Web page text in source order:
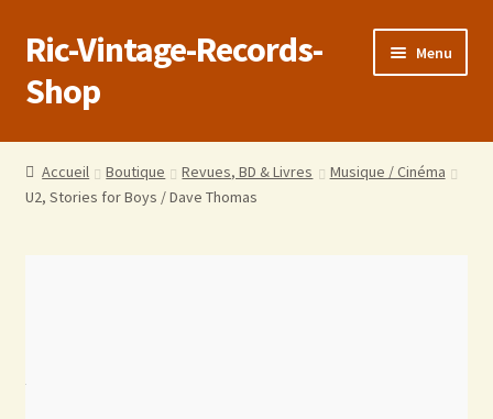
Ric-Vintage-Records-
Shop
Menu
Accueil
Boutique
Accueil Boutique Revues, BD & Livres
Musique / Cinéma
U2, Stories for Boys / Dave Thomas